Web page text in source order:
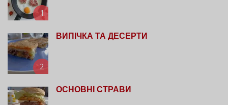
1
2
ВИПІЧКА ТА ДЕСЕРТИ
ОСНОВНІ СТРАВИ